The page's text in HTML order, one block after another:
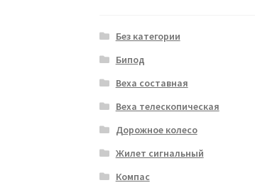
Без категории
Бипод
Веха составная
Веха телескопическая
Дорожное колесо
Жилет сигнальный
Компас